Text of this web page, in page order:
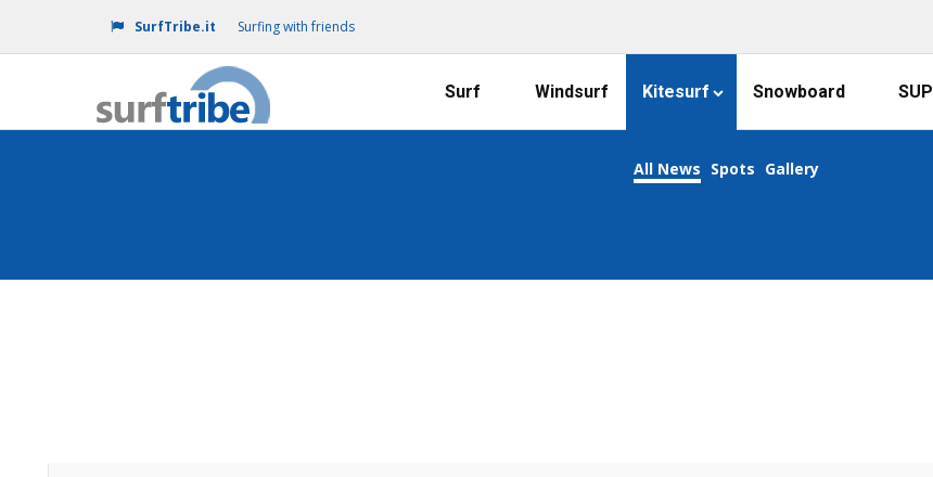
SurfTribe.it Surfing with friends
Surf Windsurf Kitesurf Snowboard SUP
All News Spots Gallery
KEEP CALM AND KITESURF ON!